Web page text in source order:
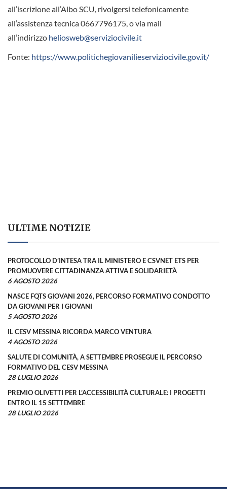
all’iscrizione all’Albo SCU, rivolgersi telefonicamente
all’assistenza tecnica 0667796175, o via mail
all’indirizzo heliosweb@serviziocivile.it
Fonte: https://www.politichegiovanilieserviziocivile.gov.it/
ULTIME NOTIZIE
PROTOCOLLO D’INTESA TRA IL MINISTERO E CSVNET ETS PER
PROMUOVERE CITTADINANZA ATTIVA E SOLIDARIETÀ
6 AGOSTO 2026
NASCE FQTS GIOVANI 2026, PERCORSO FORMATIVO CONDOTTO
DA GIOVANI PER I GIOVANI
5 AGOSTO 2026
IL CESV MESSINA RICORDA MARCO VENTURA
4 AGOSTO 2026
SALUTE DI COMUNITÀ, A SETTEMBRE PROSEGUE IL PERCORSO
FORMATIVO DEL CESV MESSINA
28 LUGLIO 2026
PREMIO OLIVETTI PER L’ACCESSIBILITÀ CULTURALE: I PROGETTI
ENTRO IL 15 SETTEMBRE
28 LUGLIO 2026